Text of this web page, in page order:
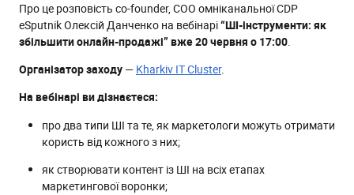
Про це розповість co-founder, COO омніканальної CDP
eSputnik Олексій Данченко на вебінарі“ШІ-інструменти: як
збільшити онлайн-продажі” вже 20 червня о 17:00.
Організатор заходу — Kharkiv IT Cluster.
На вебінарі ви дізнаєтеся:
про два типи ШІ та те, як маркетологи можуть отримати
користь від кожного з них;
як створювати контент із ШІ на всіх етапах
маркетингової воронки;